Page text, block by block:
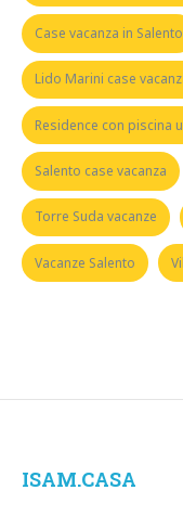
Case vacanza in Salento
Lido Marini case
Residence con piscina
Salento case vacanza
Torre Suda vacanze
Vacanze Salento
ISAM.CASA